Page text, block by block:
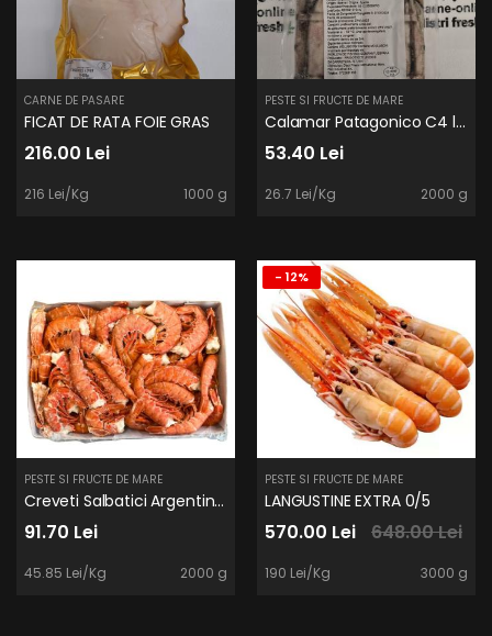
CARNE DE PASARE
FICAT DE RATA FOIE GRAS
216.00 Lei
216 Lei/Kg 1000 g
PESTE SI FRUCTE DE MARE
Calamar Patagonico C4 la 2Kg
53.40 Lei
26.7 Lei/Kg 2000 g
PESTE SI FRUCTE DE MARE
Creveti Salbatici Argentina C1 fara Cap 2kg
91.70 Lei
45.85 Lei/Kg 2000 g
- 12%
PESTE SI FRUCTE DE MARE
LANGUSTINE EXTRA 0/5
570.00 Lei 648.00 Lei
190 Lei/Kg 3000 g